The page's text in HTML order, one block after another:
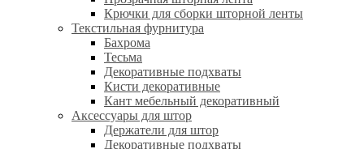
Крючки для сборки шторной ленты
Текстильная фурнитура
Бахрома
Тесьма
Декоративные подхваты
Кисти декоративные
Кант мебельный декоративный
Аксессуары для штор
Держатели для штор
Декоративные подхваты